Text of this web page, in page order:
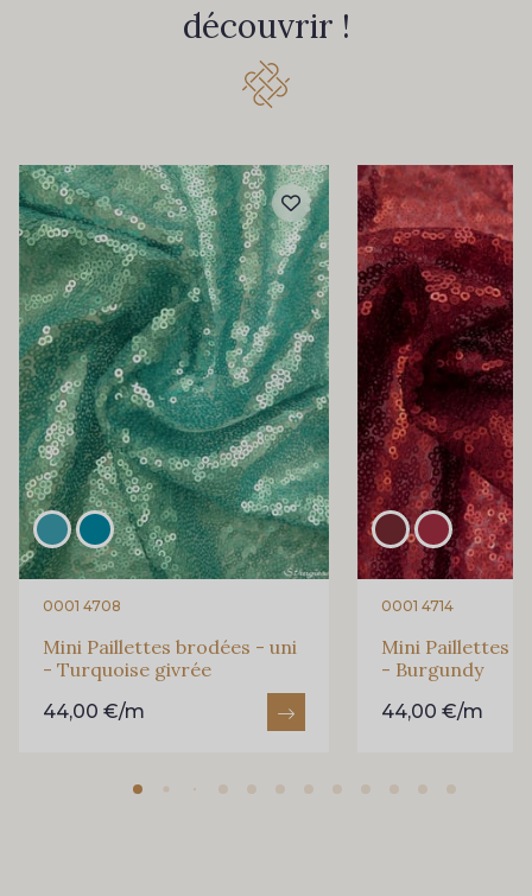
découvrir !
0001 4708
Mini Paillettes brodées - uni
- Turquoise givrée
44,00 €/m
0001 4714
Mini Paillettes
- Burgundy
44,00 €/m